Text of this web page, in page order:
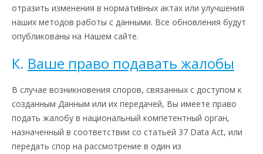
отразить изменения в нормативных актах или улучшения
наших методов работы с данными. Все обновления будут
опубликованы на Нашем сайте.
К. Ваше право подавать жалобы
В случае возникновения споров, связанных с доступом к
созданным Данным или их передачей, Вы имеете право
подать жалобу в национальный компетентный орган,
назначенный в соответствии со статьей 37 Data Act, или
передать спор на рассмотрение в один из